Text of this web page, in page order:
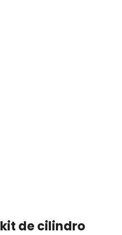
kit de cilindro